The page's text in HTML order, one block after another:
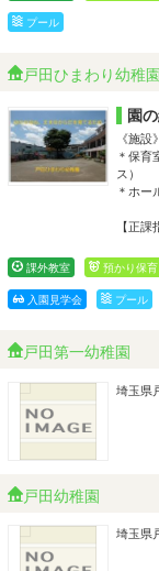
プール
戸田ひまわり幼稚園
園
《施設》
＊保
ス）
＊ホ
【正
課外教室 預かり保育
入園見学会 プール
戸田第一幼稚園
埼玉県
戸田幼稚園
埼玉県